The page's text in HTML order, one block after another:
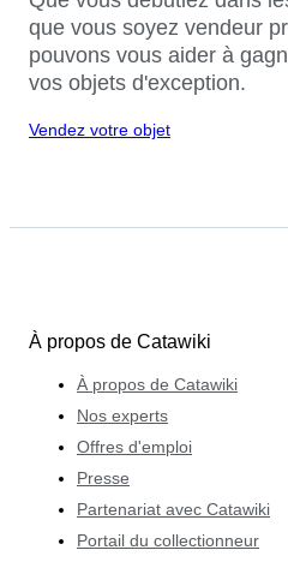
que vous soyez vendeur
pouvons vous aider à
vos objets d'exception.
Vendez votre objet
À propos de Catawiki
À propos de Catawiki
Nos experts
Offres d'emploi
Presse
Partenariat avec Catawiki
Portail du collectionneur